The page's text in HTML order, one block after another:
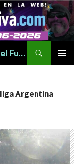
LaBestiaDeportiva.com, de Tierra del Fuego para todo el mundo
Argentina